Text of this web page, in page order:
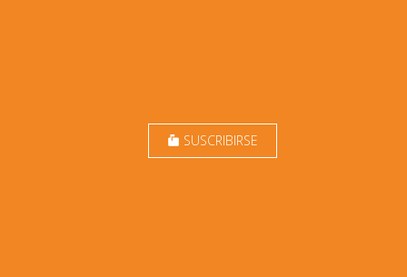
markunread_mailbox SUSCRIBIRSE